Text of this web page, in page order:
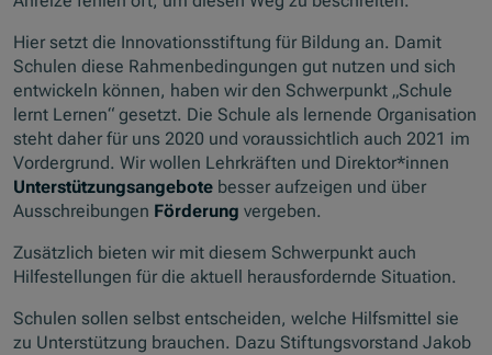
Hier setzt die Innovationsstiftung für Bildung an. Damit
Schulen diese Rahmenbedingungen gut nutzen und sich
entwickeln können, haben wir den Schwerpunkt „Schule
lernt Lernen“ gesetzt. Die Schule als lernende Organisation
steht daher für uns 2020 und voraussichtlich auch 2021 im
Vordergrund. Wir wollen Lehrkräften und Direktor*innen
Unterstützungsangebote besser aufzeigen und über
Ausschreibungen Förderung vergeben.
Zusätzlich bieten wir mit diesem Schwerpunkt auch
Hilfestellungen für die aktuell herausfordernde Situation.
Schulen sollen selbst entscheiden, welche Hilfsmittel sie
zu Unterstützung brauchen. Dazu Stiftungsvorstand Jakob